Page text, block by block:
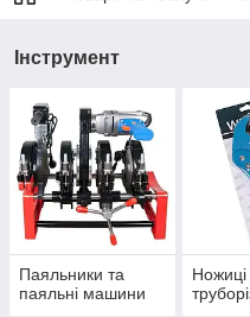
Інструмент
Паяльники та
паяльні машини
Ножиці